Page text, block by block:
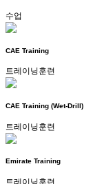
수업
CAE Training
트레이닝훈련
CAE Training (Wet-Drill)
트레이닝훈련
Emirate Training
트레이닝훈련